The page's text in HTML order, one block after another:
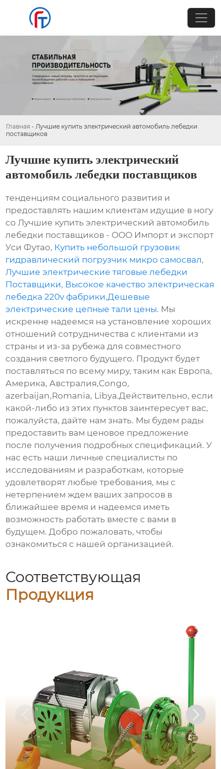
Главная - Лучшие купить электрический автомобиль лебедки
поставщиков
Лучшие купить электрический
автомобиль лебедки поставщиков
тенденциям социального развития и
предоставлять нашим клиентам идущие в ногу
со Лучшие купить электрический автомобиль
лебедки поставщиков - ООО Импорт и экспорт
Уси Футао, Купить небольшой грузовик
гидравлический погрузчик микро самосвал,
Лучшие электрические тяговые лебедки
Поставщики, Высокое качество электрическая
лебедка 220v фабрики,Дешевые
электрические цепные тали цены. Мы
искренне надеемся на установление хороших
отношений сотрудничества с клиентами из
страны и из-за рубежа для совместного
создания светлого будущего. Продукт будет
поставляться по всему миру, таким как Европа,
Америка, Австралия,Congo,
azerbaijan,Romania, Libya.Действительно, если
какой-либо из этих пунктов заинтересует вас,
пожалуйста, дайте нам знать. Мы будем рады
предоставить вам ценовое предложение
после получения подробных спецификаций. У
нас есть наши личные специалисты по
исследованиям и разработкам, которые
удовлетворят любые требования, мы с
нетерпением ждем ваших запросов в
ближайшее время и надеемся иметь
возможность работать вместе с вами в
будущем. Добро пожаловать, чтобы
ознакомиться с нашей организацией.
Соответствующая
Продукция